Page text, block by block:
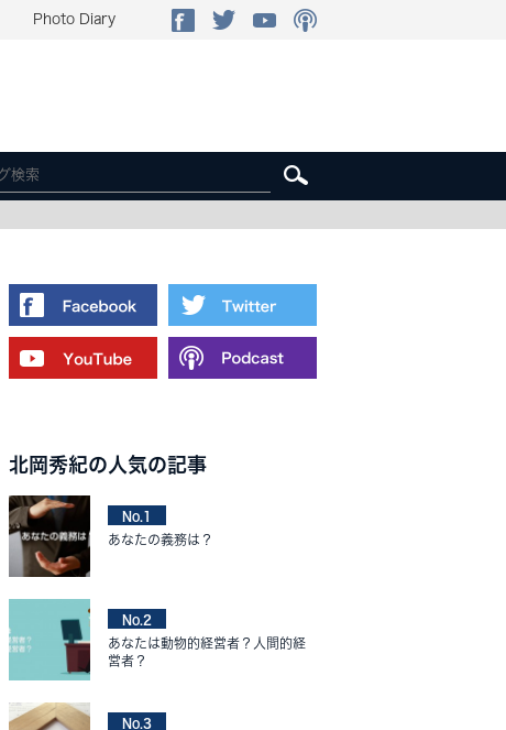
Photo Diary
北岡秀紀の人気の記事
No.1
あなたの義務は？
No.2
あなたは動物的経営者？人間的経
営者？
No.3